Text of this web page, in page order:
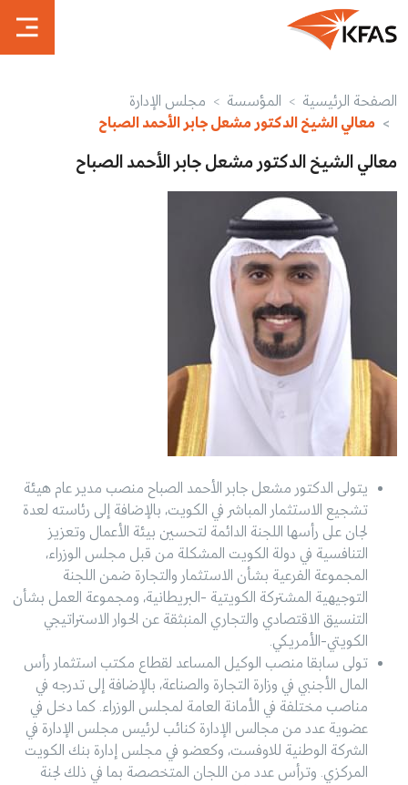
الصفحة الرئيسية المؤسسة
مجلس الإدارة
معالي الشيخ الدكتور مشعل جابر الأحمد الصباح
معالي الشيخ الدكتور مشعل جابر الأحمد الصباح
يتولى الدكتور مشعل جابر الأحمد الصباح منصب مدير عام هيئة
تشجيع الاستثمار المباشر في الكويت، بالإضافة إلى رئاسته لعدة
لجان على رأسها اللجنة الدائمة لتحسين بيئة الأعمال وتعزيز
التنافسية في دولة الكويت المشكلة من قبل مجلس الوزراء،
المجموعة الفرعية بشأن الاستثمار والتجارة ضمن اللجنة
التوجيهية المشتركة الكويتية -البريطانية، ومجموعة العمل بشأن
التنسيق الاقتصادي والتجاري المنبثقة عن الحوار الاستراتيجي
الكويتي-الأمريكي.
تولى سابقا منصب الوكيل المساعد لقطاع مكتب استثمار رأس
المال الأجنبي في وزارة التجارة والصناعة، بالإضافة إلى تدرجه في
مناصب مختلفة في الأمانة العامة لمجلس الوزراء. كما دخل في
عضوية عدد من مجالس الإدارة كنائب لرئيس مجلس الإدارة في
الشركة الوطنية للاوفست، وكعضو في مجلس إدارة بنك الكويت
المركزي. وترأس عدد من اللجان المتخصصة بما في ذلك لجنة